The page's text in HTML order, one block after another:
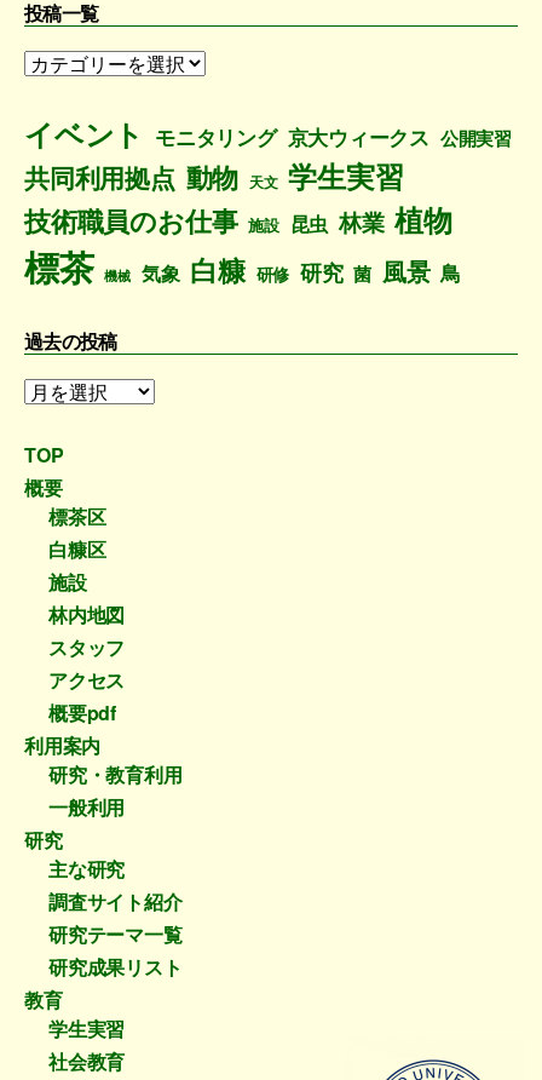
投稿一覧
投
覧
イベント モニタリング 京大ウィークス 公開実習
共同利用拠点 動物 天文 学生実習
技術職員のお仕事 施設 昆虫 林業 植物
標茶 機械 気象 白糠 研修 研究 菌 風景 鳥
過去の投稿
過
の
投
稿
TOP
概要
標茶区
白糠区
施設
林内地図
スタッフ
アクセス
概要pdf
利用案内
研究・教育利用
一般利用
研究
主な研究
調査サイト紹介
研究テーマ一覧
研究成果リスト
教育
学生実習
社会教育